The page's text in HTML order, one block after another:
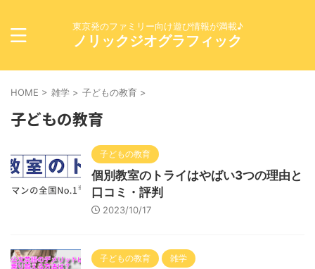
東京発のファミリー向け遊び情報が満載♪
ノリックジオグラフィック
HOME > 雑学 > 子どもの教育 >
子どもの教育
子どもの教育
個別教室のトライはやばい3つの理由と
口コミ・評判
2023/10/17
子どもの教育 雑学